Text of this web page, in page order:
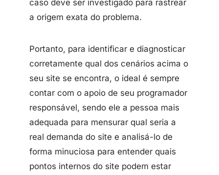
caso deve ser investigado para rastrear
a origem exata do problema.
Portanto, para identificar e diagnosticar
corretamente qual dos cenários acima o
seu site se encontra, o ideal é sempre
contar com o apoio de seu programador
responsável, sendo ele a pessoa mais
adequada para mensurar qual seria a
real demanda do site e analisá-lo de
forma minuciosa para entender quais
pontos internos do site podem estar